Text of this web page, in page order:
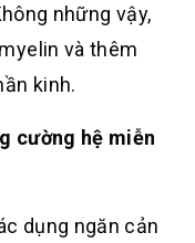
những vậy,
và thêm
kinh.
cường hệ miễn
dụng ngăn cản